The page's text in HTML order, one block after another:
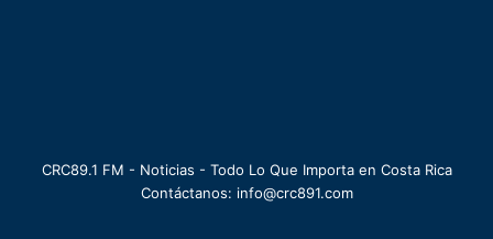
CRC89.1 FM - Noticias - Todo Lo Que Importa en Costa Rica
Contáctanos: info@crc891.com